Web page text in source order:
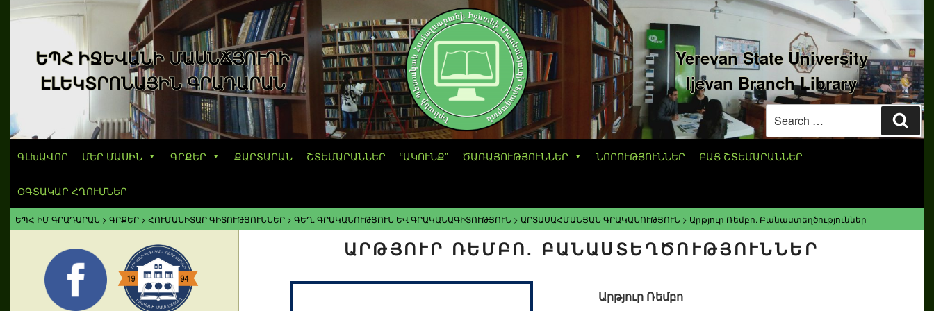
ԵՊՀ ԻՋԵՎԱՆԻ ՄԱՍՆՃՅՈՒՂԻ
ԷԼԵԿՏՐՈՆԱՅԻՆ ԳՐԱԴԱՐԱՆ
Yerevan State University
Ijevan Branch Library
Search
for:
ԳԼԽԱՎՈՐ ՄԵՐ ՄԱՍԻՆ ԳՐՔԵՐ ՔԱՐՏԱՐԱՆ ՇՏԵՄԱՐԱՆՆԵՐ “ԱԿՈՒՆՔ” ԾԱՌԱՅՈՒԹՅՈՒՆՆԵՐ ՆՈՐՈՒԹՅՈՒՆՆԵՐ ԲԱՑ ՇՏԵՄԱՐԱՆՆԵՐ
ՕԳՏԱԿԱՐ ՀՂՈՒՄՆԵՐ
ԵՊՀ ԻՄ ԳՐԱԴԱՐԱՆ > ԳՐՔԵՐ > ՀՈՒՄԱՆԻՏԱՐ ԳԻՏՈՒԹՅՈՒՆՆԵՐ > ԳԵՂ. ԳՐԱԿԱՆՈՒԹՅՈՒՆ ԵՎ ԳՐԱԿԱՆԱԳԻՏՈՒԹՅՈՒՆ > ԱՐՏԱՍԱՀՄԱՆՅԱՆ ԳՐԱԿԱՆՈՒԹՅՈՒՆ > Արթյուր Ռեմբո. Բանաստեղծություններ
ԱՐԹՅՈՒՐ ՌԵՄԲՈ. ԲԱՆԱՍՏԵՂԾՈՒԹՅՈՒՆՆԵՐ
Արթյուր Ռեմբո